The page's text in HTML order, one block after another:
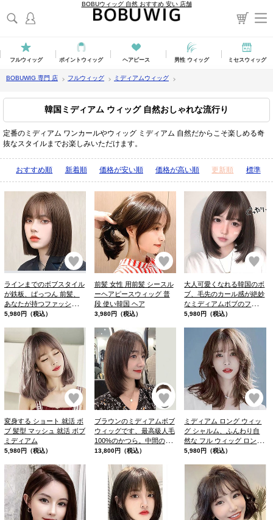
BOBUウィッグ 自然 おすすめ 安い 店舗
フルウィッグ ポイントウィッグ ヘアピース 男性 ウィッグ ミセスウィッグ
BOBUWIG 専門 店 フルウィッグ ミディアムウィッグ
韓国ミディアム ウィッグ 自然おしゃれな流行り
定番のミディアム ワンカールやウィッグ ミディアム 自然だからこそ楽しめる奇
抜なスタイルまでお楽しみいただけます。
表示順：おすすめ順 新着順 価格が安い順 価格が高い順 更新順 標準
お気に入り
ラインまでのボブスタイル
が鉄板、ぱっつん 前髪、
あなたが持つファッション
ウィッグへのイメージが変
5,980円（税込）
お気に入り
前髪 女性 用前髪 シースル
ーヘアピースウィッグ 普
段 使い韓国 ヘア
3,980円（税込）
大人可愛くなれる韓国のボ
ブ、毛先のカール感が絶妙
なミディアムボブのフルウ
ィッグ
5,980円（税込）
お気に入り
変身する ショート 就活 ボ
ブ 髪型 マッシュ 就活 ボブ
ミディアム
5,980円（税込）
お気に入り
ブラウンのミディアムボブ
ウィッグです、最高級人毛
100%のかつら。中間の長
さで、セミロングのフレー
ットが特徴的です。
13,800円（税込）
お
ミディアム ロング ウィッ
グ シャルム、ふんわり自
然な フル ウィッグ ロング
がキープできる
5,980円（税込）